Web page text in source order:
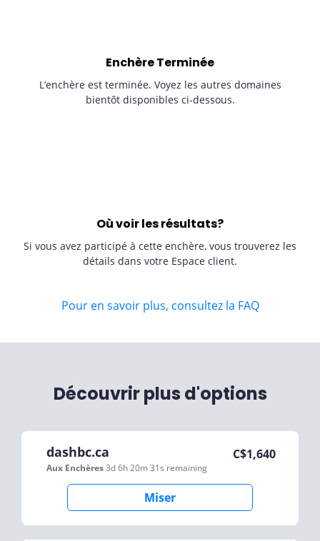
Enchère Terminée
L’enchère est terminée. Voyez les autres domaines
bientôt disponibles ci-dessous.
Où voir les résultats?
Si vous avez participé à cette enchère, vous trouverez les
détails dans votre Espace client.
Pour en savoir plus, consultez la FAQ
Découvrir plus d'options
dashbc.ca
Aux Enchères3d 6h 20m 31s remaining
C$1,640
Miser